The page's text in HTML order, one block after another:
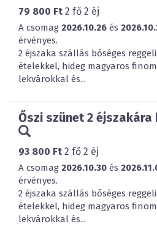
79 800 Ft 2 fő 2 éj
A csomag 2026.10.26 és
érvényes.
2 éjszaka szállás bőséges
ételekkel, hideg magyaros
lekvárokkal és...
Őszi szünet 2 éjszakára
93 800 Ft 2 fő 2 éj
A csomag 2026.10.30 és
érvényes.
2 éjszaka szállás bőséges
ételekkel, hideg magyaros
lekvárokkal és...